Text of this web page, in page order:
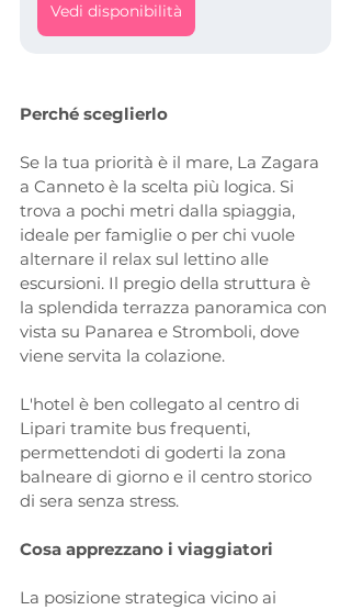
Vedi disponibilità
Perché sceglierlo
Se la tua priorità è il mare, La Zagara
a Canneto è la scelta più logica. Si
trova a pochi metri dalla spiaggia,
ideale per famiglie o per chi vuole
alternare il relax sul lettino alle
escursioni. Il pregio della struttura è
la splendida terrazza panoramica con
vista su Panarea e Stromboli, dove
viene servita la colazione.
L'hotel è ben collegato al centro di
Lipari tramite bus frequenti,
permettendoti di goderti la zona
balneare di giorno e il centro storico
di sera senza stress.
Cosa apprezzano i viaggiatori
La posizione strategica vicino ai